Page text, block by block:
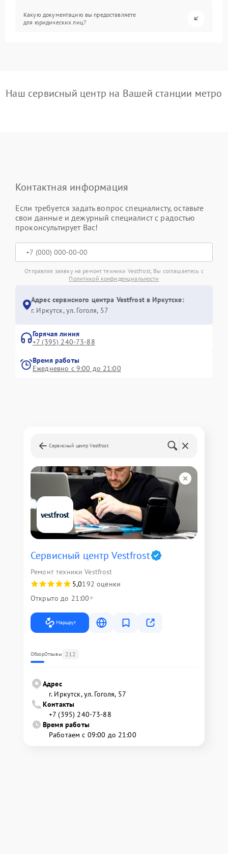
Какую документацию вы предоставляете
для юридических лиц?
Наш сервисный центр на Вашей станции метро
Контактная информация
Если требуется задать вопрос специалисту, оставьте
свои данные и дежурный специалист с радостью
проконсультирует Вас!
Отправляя заявку на ремонт техники Vestfrost, Вы соглашаетесь с
Политикой конфиденциальности
Адрес сервисного центра Vestfrost в Иркутске:
г. Иркутск, ул. ​Гоголя, 57
Горячая линия
+7 (395) 240-73-88
Время работы
Ежедневно с 9:00 до 21:00
Сервисный центр Vestfrost
Сервисный центр Vestfrost
Ремонт техники Vestfrost
5,0192 оценки
Открыто до 21:00
Маршрут
ОбзорОтзывы 212
Адрес
г. Иркутск, ул. ​Гоголя, 57
Контакты
+7 (395) 240-73-88
Время работы
Работаем с 09:00 до 21:00